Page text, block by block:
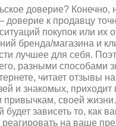
доверие? Конечно,
к продавцу
покупок или их
бренда/магазина и
лучшее для себя.
разными способами
читает отзывы
и знакомых, приходит
привычкам, своей
зависеть то, как
реагировать на ваше